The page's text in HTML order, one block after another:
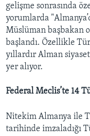
gelişme sonrasında
yorumlarda
Müslüman başbakan
başlandı. Özellikle
yıllardır Alman
yer alıyor.
Federal Meclis’te 14
Nitekim Almanya ile
tarihinde imzaladığı